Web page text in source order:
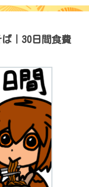
｜30日間食費